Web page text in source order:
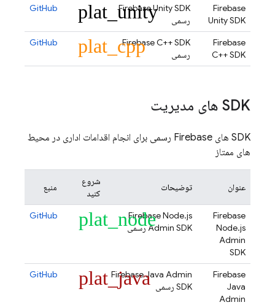
Firebase
Unity SDK
Firebase Unity SDK
رسمی
plat_unity
GitHub
Firebase
C++ SDK
Firebase C++ SDK
رسمی
plat_cpp
GitHub
SDK های مدیریت
SDK های Firebase رسمی برای انجام اقدامات اداری در محیط
های ممتاز
عنوان توضیحات
شروع
کنید
منبع
Firebase
Node.js
Admin
SDK
Firebase Node.js
Admin SDK رسمیplat_node
GitHub
Firebase
Java
Admin
Firebase Java Admin
SDK رسمی
plat_java
GitHub